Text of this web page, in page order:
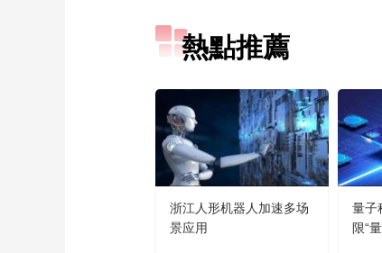
熱點推薦
浙江人形机器人加速多场
景应用
量子
限“